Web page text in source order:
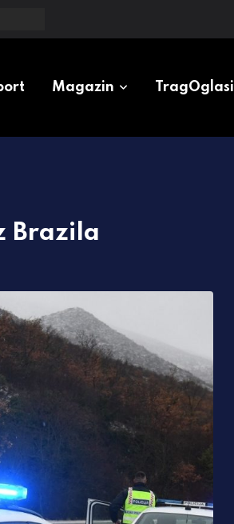
Magazin TragOglasi
Brazila